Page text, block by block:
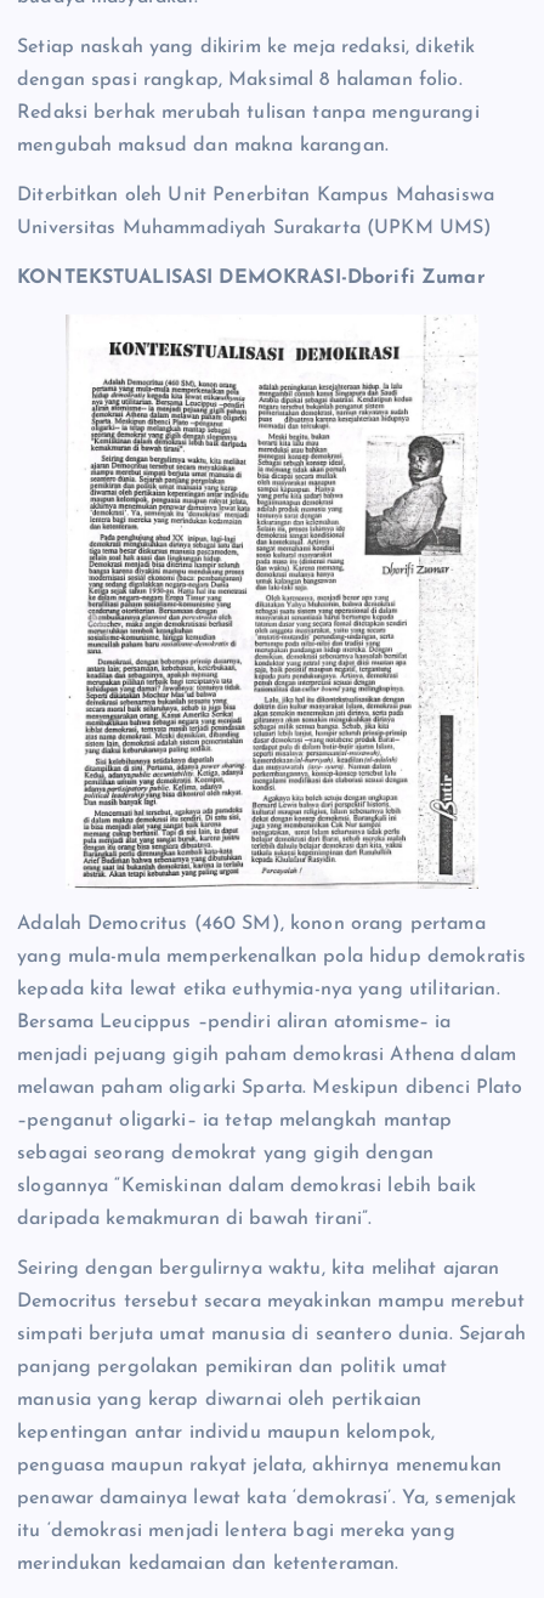
Setiap naskah yang dikirim ke meja redaksi, diketik
dengan spasi rangkap, Maksimal 8 halaman folio.
Redaksi berhak merubah tulisan tanpa mengurangi
mengubah maksud dan makna karangan.
Diterbitkan oleh Unit Penerbitan Kampus Mahasiswa
Universitas Muhammadiyah Surakarta (UPKM UMS)
KONTEKSTUALISASI DEMOKRASI-Dborifi Zumar
Adalah Democritus (460 SM), konon orang pertama
yang mula-mula memperkenalkan pola hidup demokratis
kepada kita lewat etika euthymia-nya yang utilitarian.
Bersama Leucippus –pendiri aliran atomisme– ia
menjadi pejuang gigih paham demokrasi Athena dalam
melawan paham oligarki Sparta. Meskipun dibenci Plato
–penganut oligarki– ia tetap melangkah mantap
sebagai seorang demokrat yang gigih dengan
slogannya “Kemiskinan dalam demokrasi lebih baik
daripada kemakmuran di bawah tirani”.
Seiring dengan bergulirnya waktu, kita melihat ajaran
Democritus tersebut secara meyakinkan mampu merebut
simpati berjuta umat manusia di seantero dunia. Sejarah
panjang pergolakan pemikiran dan politik umat
manusia yang kerap diwarnai oleh pertikaian
kepentingan antar individu maupun kelompok,
penguasa maupun rakyat jelata, akhirnya menemukan
penawar damainya lewat kata ‘demokrasi’. Ya, semenjak
itu ‘demokrasi menjadi lentera bagi mereka yang
merindukan kedamaian dan ketenteraman.